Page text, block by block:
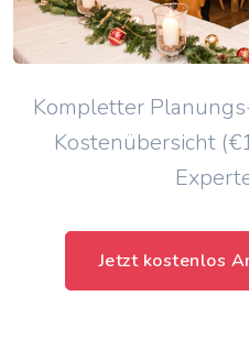
Kompletter
Kostenübersicht
Jetzt kostenlos